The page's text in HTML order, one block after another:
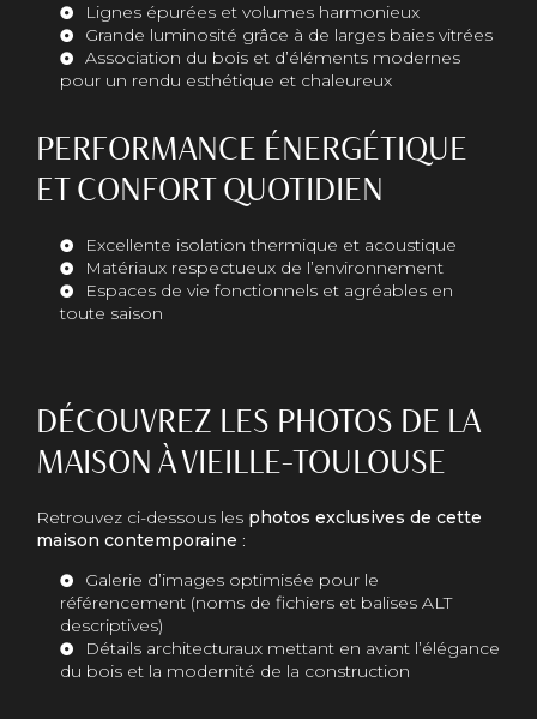
Lignes épurées et volumes harmonieux
Grande luminosité grâce à de larges baies vitrées
Association du bois et d’éléments modernes
pour un rendu esthétique et chaleureux
PERFORMANCE ÉNERGÉTIQUE
ET CONFORT QUOTIDIEN
Excellente isolation thermique et acoustique
Matériaux respectueux de l’environnement
Espaces de vie fonctionnels et agréables en
toute saison
DÉCOUVREZ LES PHOTOS DE LA
MAISON À VIEILLE-TOULOUSE
Retrouvez ci-dessous les photos exclusives de cette
maison contemporaine :
Galerie d’images optimisée pour le
référencement (noms de fichiers et balises ALT
descriptives)
Détails architecturaux mettant en avant l’élégance
du bois et la modernité de la construction